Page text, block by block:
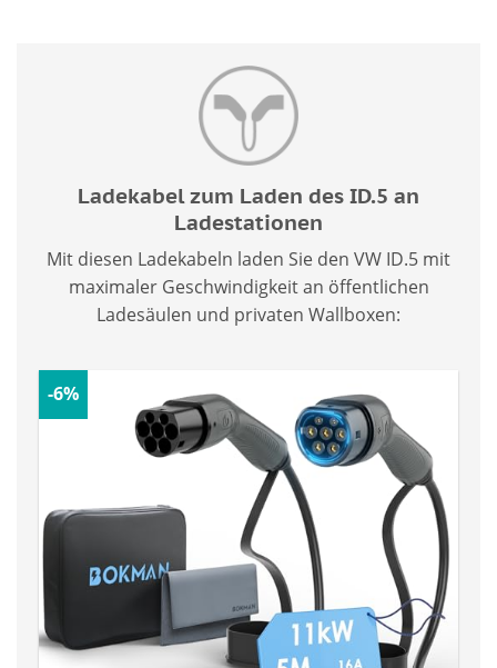
Ladekabel zum Laden des ID.5 an
Ladestationen
Mit diesen Ladekabeln laden Sie den VW ID.5 mit
maximaler Geschwindigkeit an öffentlichen
Ladesäulen und privaten Wallboxen:
-6%